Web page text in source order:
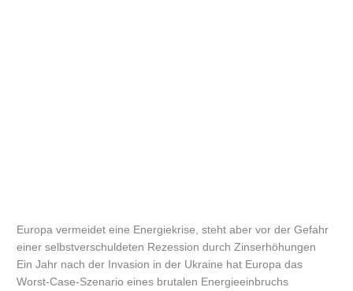
Europa vermeidet eine Energiekrise, steht aber vor der Gefahr
einer selbstverschuldeten Rezession durch Zinserhöhungen
Ein Jahr nach der Invasion in der Ukraine hat Europa das
Worst-Case-Szenario eines brutalen Energieeinbruchs